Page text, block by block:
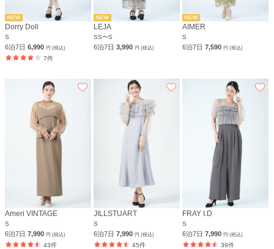
Dorry Doll
S
6泊7日 6,990 円 (税込)
7件
LEJA
SS〜S
6泊7日3,990円 (税込)
AIMER
S
6泊7日7,590円 (税込)
Ameri VINTAGE
S
6泊7日 7,990 円 (税込)
43件
JILLSTUART
S
6泊7日7,990円 (税込)
45件
FRAY I.D
S
6泊7日7,990円 (税込)
39件